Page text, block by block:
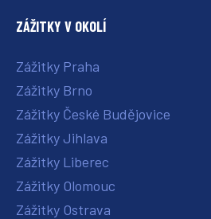
ZÁŽITKY V OKOLÍ
Zážitky Praha
Zážitky Brno
Zážitky České Budějovice
Zážitky Jihlava
Zážitky Liberec
Zážitky Olomouc
Zážitky Ostrava